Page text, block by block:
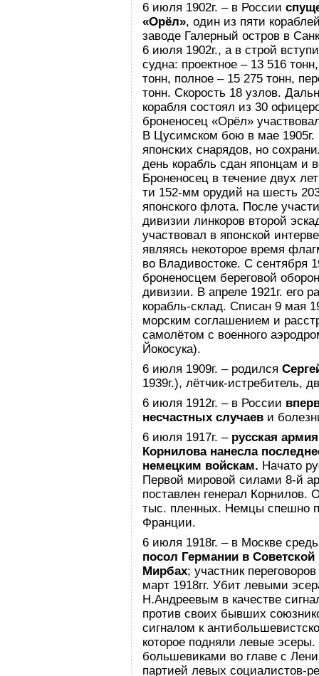
6 июля 1902г. – в России
«Орёл», один из пяти
заводе Галерный остров в
6 июля 1902г., а в строй
судна: проектное – 13 516
тонн, полное – 15 275 тонн,
тонн. Скорость 18 узлов.
корабля состоял из 30
броненосец «Орёл»
В Цусимском бою в мае
японских снарядов, но
день корабль сдан японцам и
Броненосец в течение двух
ти 152-мм орудий на шесть
японского флота. После
дивизии линкоров второй
участвовал в японской
являясь некоторое время
во Владивостоке. С сентября
броненосцем береговой
дивизии. В апреле 1921г. его
корабль-склад. Списан 9 мая
морским соглашением и
самолётом с военного
Йокосука).
6 июля 1909г. – родился
1939г.), лётчик-истребитель,
6 июля 1912г. – в России
несчастных случаев и
6 июля 1917г. – русская
Корнилова нанесла
немецким войскам. Начато
Первой мировой силами 8-й
поставлен генерал Корнилов.
тыс. пленных. Немцы спешно
Франции.
6 июля 1918г. – в Москве
посол Германии в
Мирбах; участник
март 1918гг. Убит левыми
Н.Андреевым в качестве
против своих бывших
сигналом к
которое подняли левые
большевиками во главе с
партией левых социалистов-